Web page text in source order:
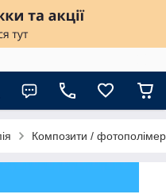
Композити /